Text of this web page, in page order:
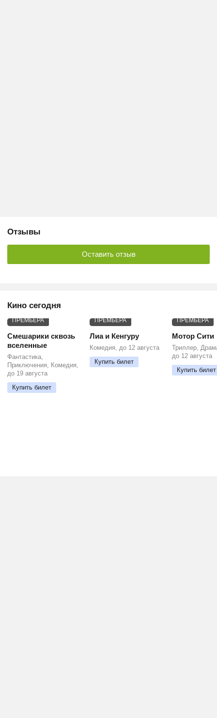
Отзывы
Оставить отзыв
Кино сегодня
ПРЕМЬЕРА
Смешарики сквозь
вселенные
Фантастика,
Приключения, Комедия,
до 19 августа
Купить билет
ПРЕМЬЕРА
Лиа и Кенгуру
Комедия, до 12 августа
Купить билет
ПРЕМЬЕРА
Мотор Сити
Триллер,
до 12 августа
Купить билет